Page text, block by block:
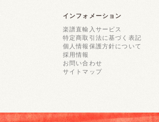
インフォメーション
楽譜直輸入サービス
特定商取引法に基づく表記
個人情報保護方針について
採用情報
お問い合わせ
サイトマップ